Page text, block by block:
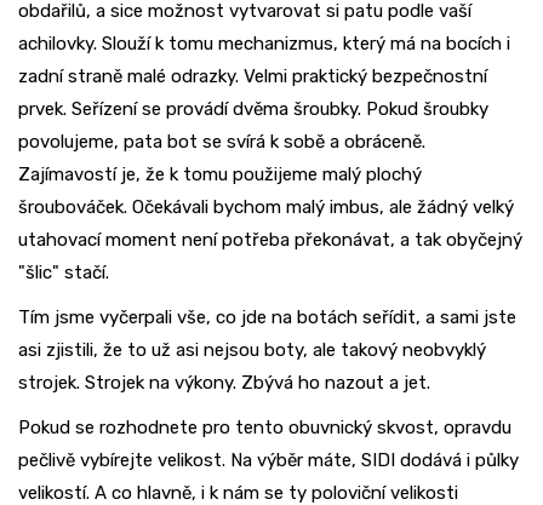
obdařilů, a sice možnost vytvarovat si patu podle vaší
achilovky. Slouží k tomu mechanizmus, který má na bocích i
zadní straně malé odrazky. Velmi praktický bezpečnostní
prvek. Seřízení se provádí dvěma šroubky. Pokud šroubky
povolujeme, pata bot se svírá k sobě a obráceně.
Zajímavostí je, že k tomu použijeme malý plochý
šroubováček. Očekávali bychom malý imbus, ale žádný velký
utahovací moment není potřeba překonávat, a tak obyčejný
"šlic" stačí.
Tím jsme vyčerpali vše, co jde na botách seřídit, a sami jste
asi zjistili, že to už asi nejsou boty, ale takový neobvyklý
strojek. Strojek na výkony. Zbývá ho nazout a jet.
Pokud se rozhodnete pro tento obuvnický skvost, opravdu
pečlivě vybírejte velikost. Na výběr máte, SIDI dodává i půlky
velikostí. A co hlavně, i k nám se ty poloviční velikosti